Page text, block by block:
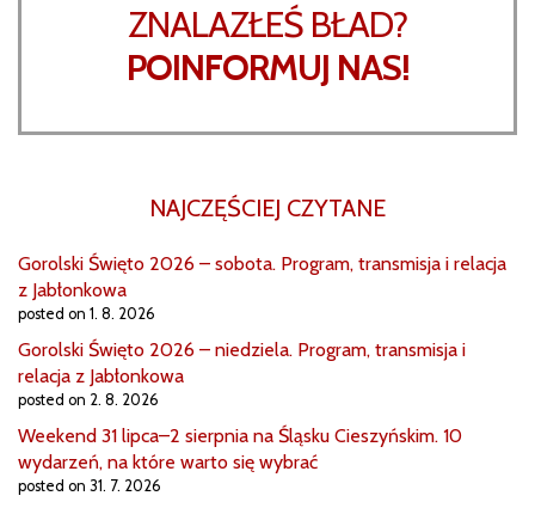
ZNALAZŁEŚ BŁAD?
POINFORMUJ NAS!
NAJCZĘŚCIEJ CZYTANE
Gorolski Święto 2026 – sobota. Program, transmisja i relacja
z Jabłonkowa
posted on 1. 8. 2026
Gorolski Święto 2026 – niedziela. Program, transmisja i
relacja z Jabłonkowa
posted on 2. 8. 2026
Weekend 31 lipca–2 sierpnia na Śląsku Cieszyńskim. 10
wydarzeń, na które warto się wybrać
posted on 31. 7. 2026